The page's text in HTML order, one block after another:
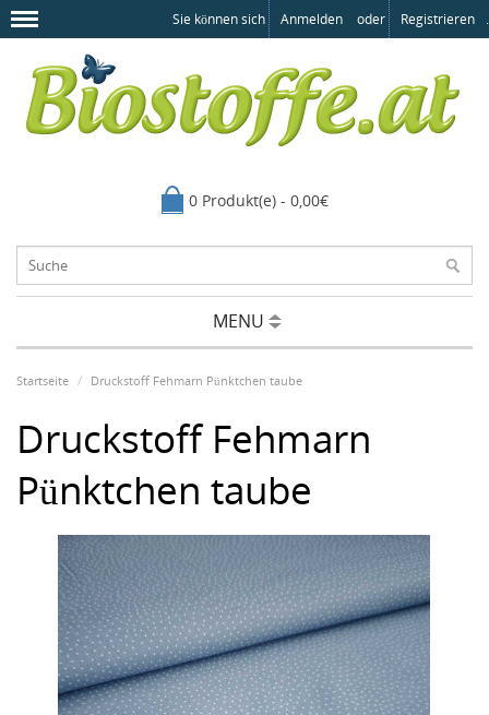
Sie können sich Anmelden oder Registrieren .
0 Produkt(e) - 0,00€
MENU
Startseite Druckstoff Fehmarn Pünktchen taube
Druckstoff Fehmarn
Pünktchen taube